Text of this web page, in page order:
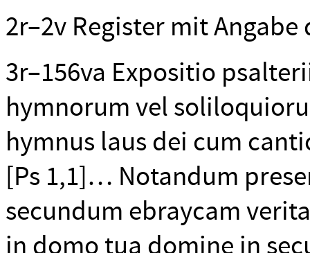
2r–2v Register mit
3r–156va Expositio
hymnorum vel
hymnus laus dei cum
[Ps 1,1]… Notandum
secundum ebraycam